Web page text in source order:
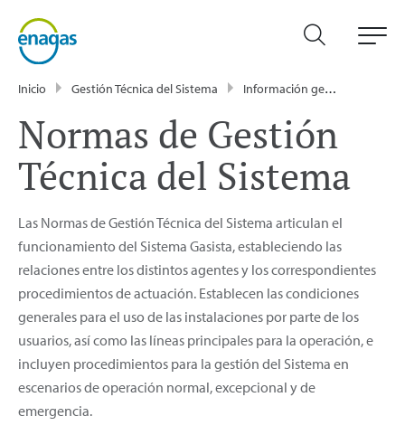
Inicio Gestión Técnica del Sistema Información general
Normas de Gestión
Técnica del Sistema
Las Normas de Gestión Técnica del Sistema articulan el
funcionamiento del Sistema Gasista, estableciendo las
relaciones entre los distintos agentes y los correspondientes
procedimientos de actuación. Establecen las condiciones
generales para el uso de las instalaciones por parte de los
usuarios, así como las líneas principales para la operación, e
incluyen procedimientos para la gestión del Sistema en
escenarios de operación normal, excepcional y de
emergencia.